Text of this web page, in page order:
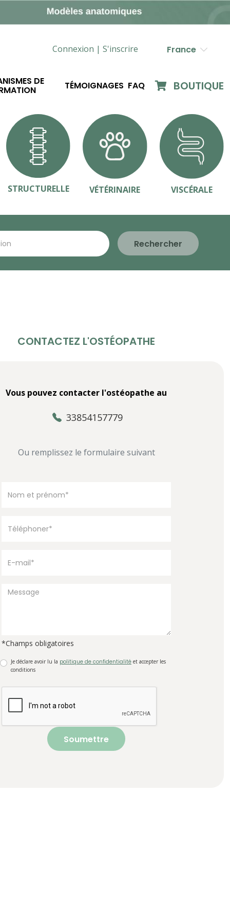
Connexion | S'inscrire France
DE TÉMOIGNAGES FAQ BOUTIQUE
STRUCTURELLE VÉTÉRINAIRE VISCÉRALE
Rechercher
CONTACTEZ L'OSTÉOPATHE
Vous pouvez contacter l'ostéopathe au
33854157779
Ou remplissez le formulaire suivant
*Champs obligatoires
Je déclare avoir lu la politique de confidentialité et accepter les
conditions
Soumettre